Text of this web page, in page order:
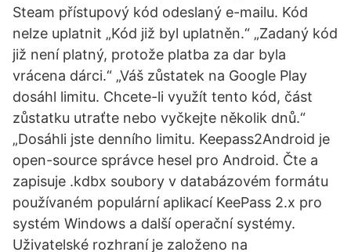
Steam přístupový kód odeslaný e-mailu. Kód
nelze uplatnit „Kód již byl uplatněn.“ „Zadaný kód
již není platný, protože platba za dar byla
vrácena dárci.“ „Váš zůstatek na Google Play
dosáhl limitu. Chcete-li využít tento kód, část
zůstatku utraťte nebo vyčkejte několik dnů.“
„Dosáhli jste denního limitu. Keepass2Android je
open-source správce hesel pro Android. Čte a
zapisuje .kdbx soubory v databázovém formátu
používaném populární aplikací KeePass 2.x pro
systém Windows a další operační systémy.
Uživatelské rozhraní je založeno na